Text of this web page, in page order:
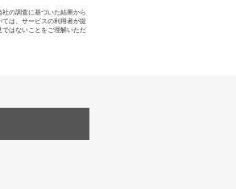
の調査に基づいた結果から
は、サービスの利用者が提
はないことをご理解いただ